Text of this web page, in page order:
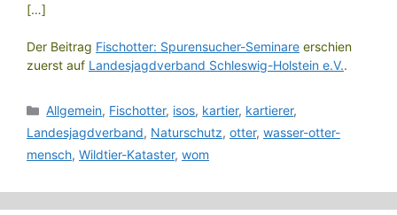
[…]
Der Beitrag Fischotter: Spurensucher-Seminare erschien
zuerst auf Landesjagdverband Schleswig-Holstein e.V..
Kategorien
Allgemein, Fischotter, isos, kartier, kartierer,
Landesjagdverband, Naturschutz, otter, wasser-otter-
mensch, Wildtier-Kataster, wom